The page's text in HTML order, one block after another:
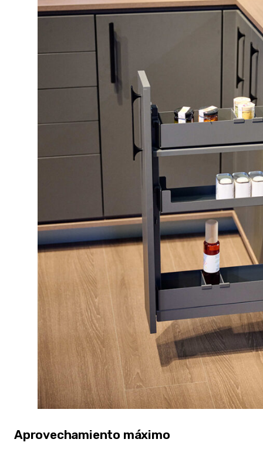
Aprovechamiento máximo